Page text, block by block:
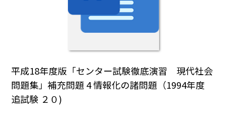
平成18年度版「センター試験徹底演習 現代社会
問題集」補充問題 4 情報化の諸問題（1994年度
追試験 ２０)